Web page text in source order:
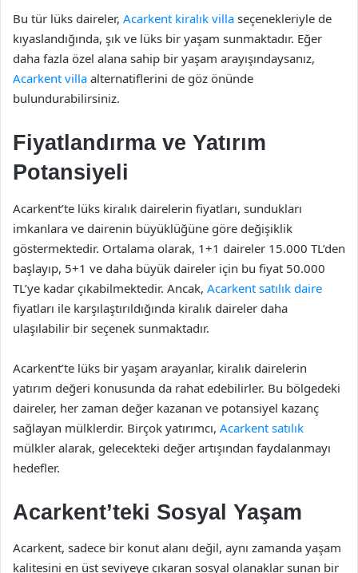
Bu tür lüks daireler, Acarkent kiralık villa seçenekleriyle de
kıyaslandığında, şık ve lüks bir yaşam sunmaktadır. Eğer
daha fazla özel alana sahip bir yaşam arayışındaysanız,
Acarkent villa alternatiflerini de göz önünde
bulundurabilirsiniz.
Fiyatlandırma ve Yatırım
Potansiyeli
Acarkent’te lüks kiralık dairelerin fiyatları, sundukları
imkanlara ve dairenin büyüklüğüne göre değişiklik
göstermektedir. Ortalama olarak, 1+1 daireler 15.000 TL’den
başlayıp, 5+1 ve daha büyük daireler için bu fiyat 50.000
TL’ye kadar çıkabilmektedir. Ancak, Acarkent satılık daire
fiyatları ile karşılaştırıldığında kiralık daireler daha
ulaşılabilir bir seçenek sunmaktadır.
Acarkent’te lüks bir yaşam arayanlar, kiralık dairelerin
yatırım değeri konusunda da rahat edebilirler. Bu bölgedeki
daireler, her zaman değer kazanan ve potansiyel kazanç
sağlayan mülklerdir. Birçok yatırımcı, Acarkent satılık
mülkler alarak, gelecekteki değer artışından faydalanmayı
hedefler.
Acarkent’teki Sosyal Yaşam
Acarkent, sadece bir konut alanı değil, aynı zamanda yaşam
kalitesini en üst seviyeye çıkaran sosyal olanaklar sunan bir